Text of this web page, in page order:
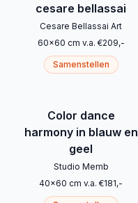
cesare bellassai
Cesare Bellassai Art
60x60 cm v.a. €209,-
Samenstellen
Color dance
harmony in blauw en
geel
Studio Memb
40x60 cm v.a. €181,-